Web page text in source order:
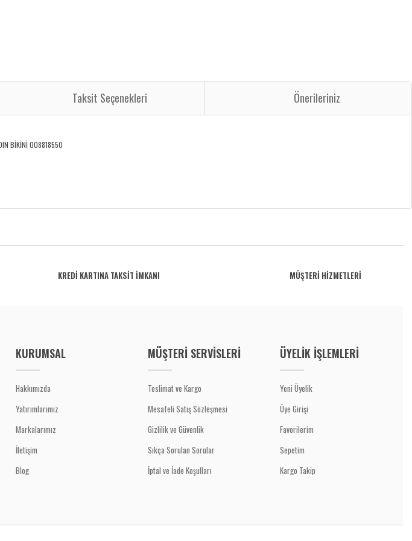
Taksit Seçenekleri Önerileriniz
BİKİNİ 008818550
KREDİ KARTINA TAKSİT İMKANI MÜŞTERİ HİZMETLERİ
KURUMSAL
Hakkımızda
Yatırımlarımız
Markalarımız
İletişim
Blog
MÜŞTERİ SERVİSLERİ
Teslimat ve Kargo
Mesafeli Satış Sözleşmesi
Gizlilik ve Güvenlik
Sıkça Sorulan Sorular
İptal ve İade Koşulları
ÜYELİK İŞLEMLERİ
Yeni Üyelik
Üye Girişi
Favorilerim
Sepetim
Kargo Takip